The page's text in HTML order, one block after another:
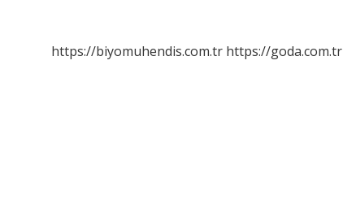
https://biyomuhendis.com.tr https://goda.com.tr